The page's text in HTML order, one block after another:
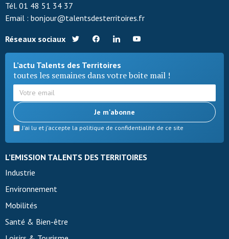
Tél. 01 48 51 34 37
Email : bonjour@talentsdesterritoires.fr
Réseaux sociaux
L’actu Talents des Territoires
toutes les semaines dans votre boite mail !
J'ai lu et j'accepte la politique de confidentialité de ce site
Je m'abonne
L’EMISSION TALENTS DES TERRITOIRES
Industrie
Environnement
Mobilités
Santé & Bien-être